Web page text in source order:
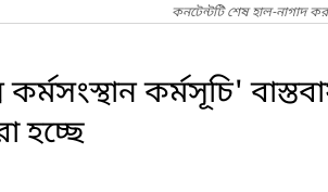
কনটেন্টটি শেষ হাল-নাগাদ
কর্মসূচি'
হচ্ছে